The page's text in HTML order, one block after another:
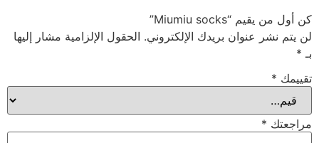
كن أول من يقيم “Miumiu socks”
لن يتم نشر عنوان بريدك الإلكتروني. الحقول الإلزامية مشار إليها
بـ *
تقييمك *
مراجعتك *